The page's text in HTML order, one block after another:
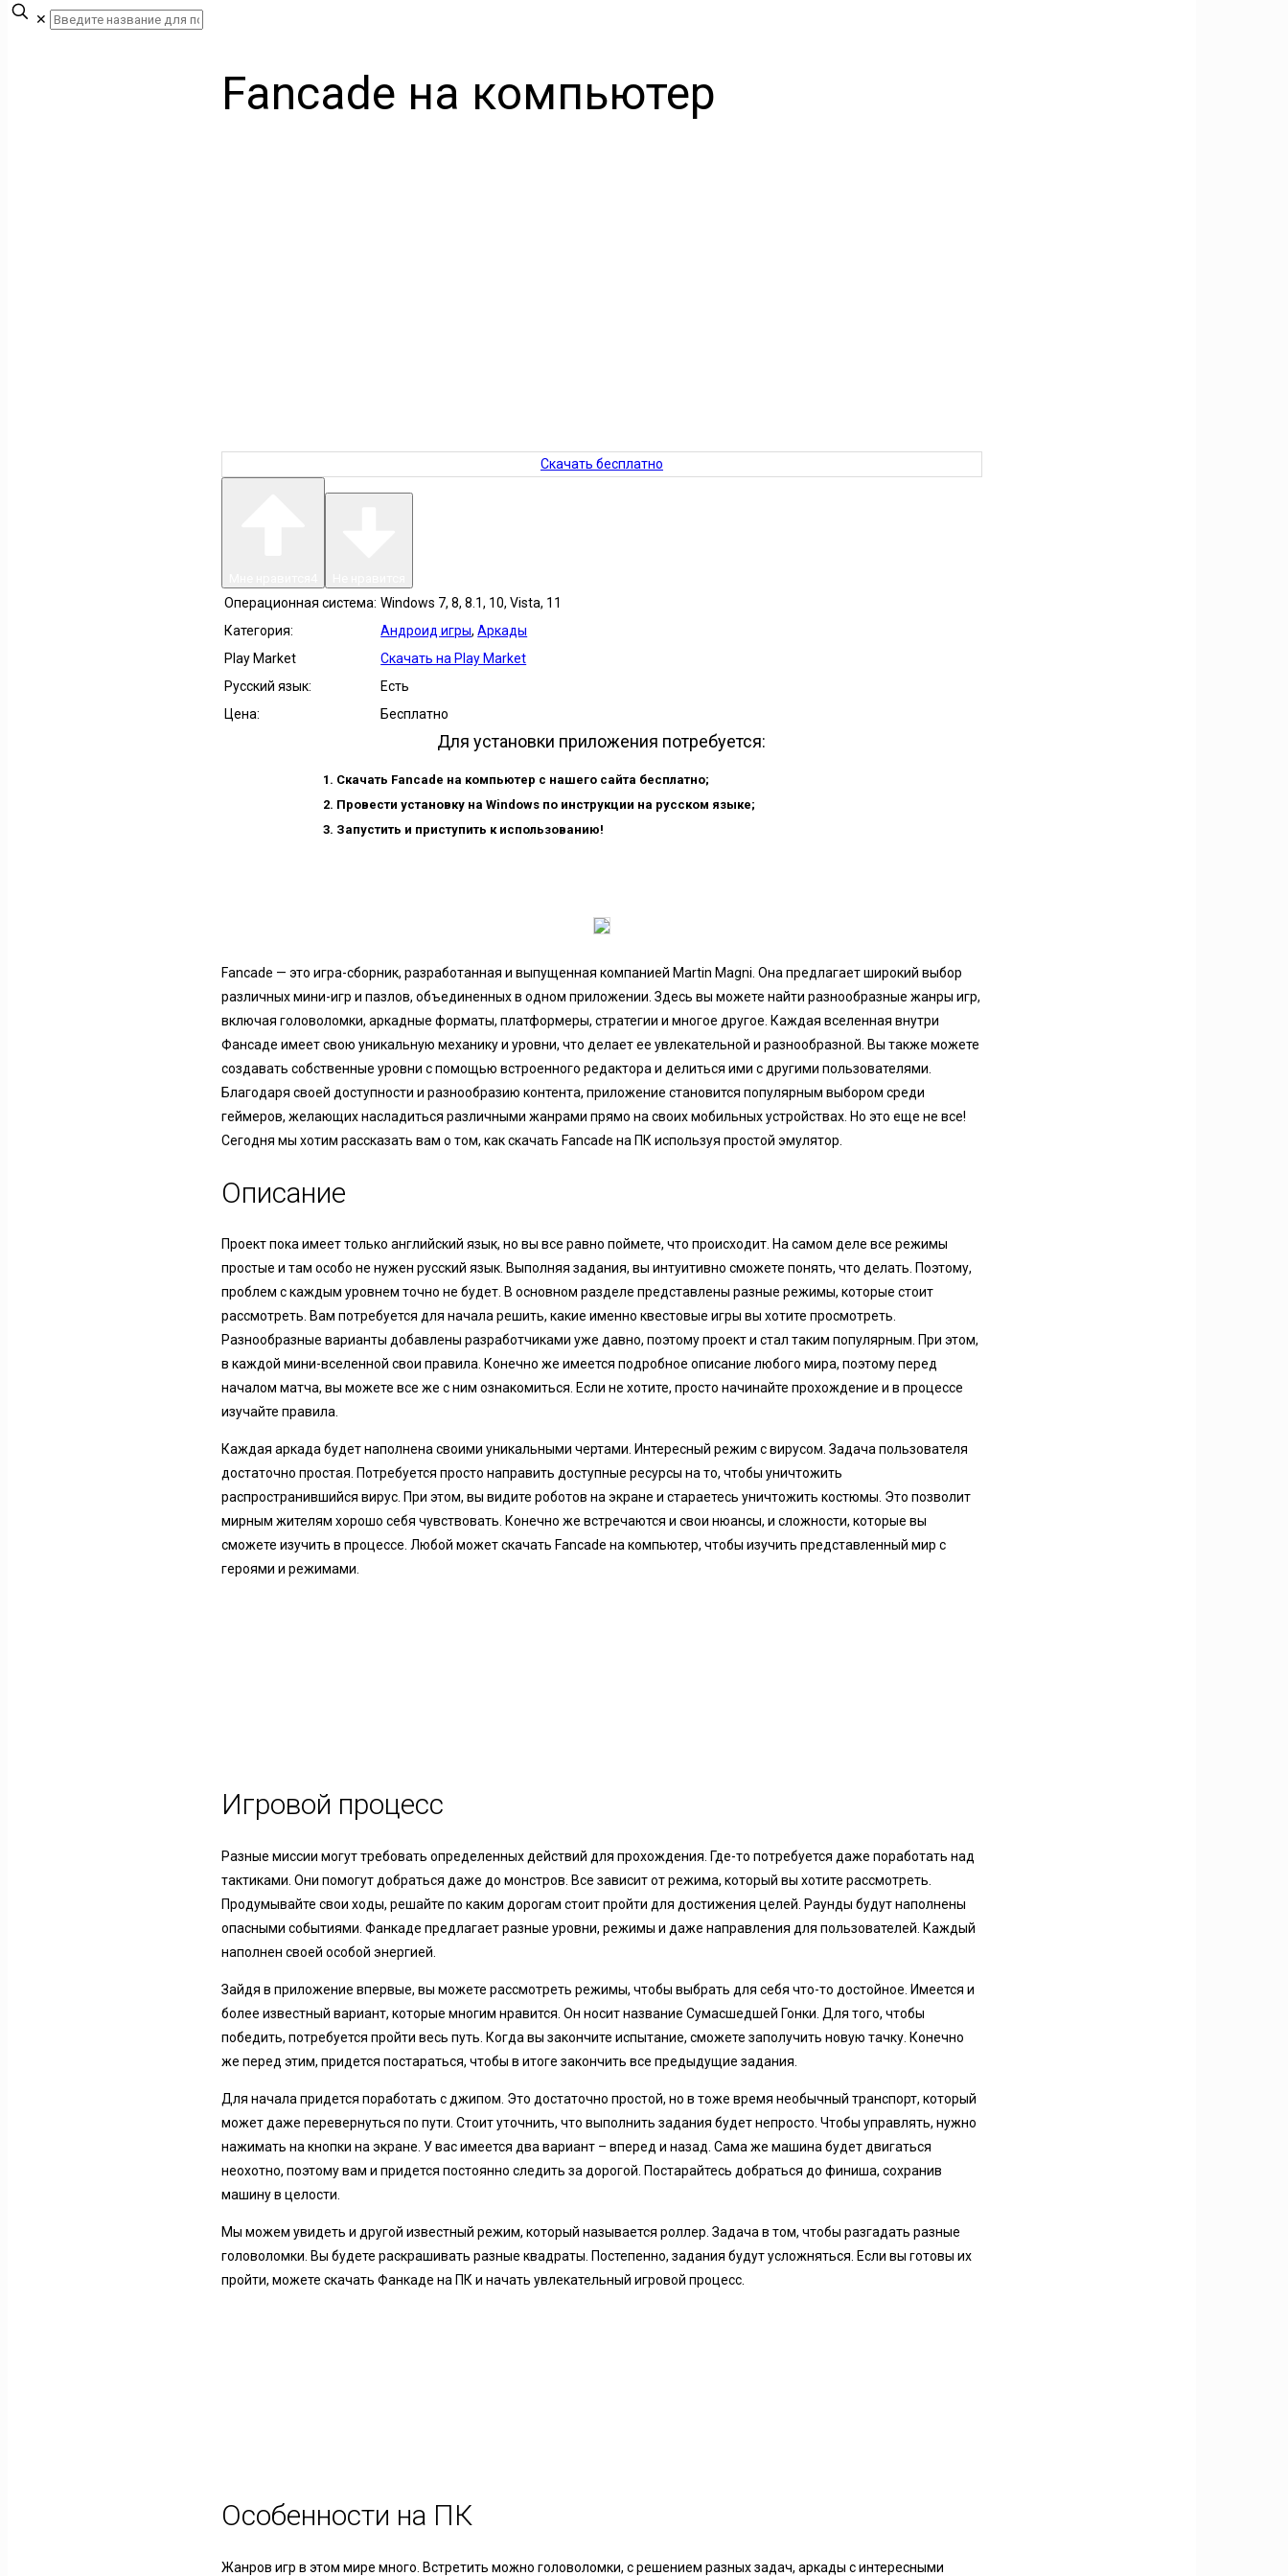
✕
Fancade на компьютер
Скачать бесплатно
Операционная система: Windows 7, 8, 8.1, 10, Vista, 11
Категория:
Андроид игры,Аркады
Play Market
Скачать на Play Market
Русский язык:
Есть
Цена:
Бесплатно
Для установки приложения потребуется:
Скачать Fancade на компьютер с нашего сайта бесплатно;
Провести установку на Windows по инструкции на русском языке;
Запустить и приступить к использованию!
Fancade — это игра-сборник, разработанная и выпущенная компанией Martin Magni. Она предлагает широкий выбор
различных мини-игр и пазлов, объединенных в одном приложении. Здесь вы можете найти разнообразные жанры игр,
включая головоломки, аркадные форматы, платформеры, стратегии и многое другое. Каждая вселенная внутри
Фансаде имеет свою уникальную механику и уровни, что делает ее увлекательной и разнообразной. Вы также можете
создавать собственные уровни с помощью встроенного редактора и делиться ими с другими пользователями.
Благодаря своей доступности и разнообразию контента, приложение становится популярным выбором среди
геймеров, желающих насладиться различными жанрами прямо на своих мобильных устройствах. Но это еще не все!
Сегодня мы хотим рассказать вам о том, как скачать Fancade на ПК используя простой эмулятор.
Описание
Проект пока имеет только английский язык, но вы все равно поймете, что происходит. На самом деле все режимы
простые и там особо не нужен русский язык. Выполняя задания, вы интуитивно сможете понять, что делать. Поэтому,
проблем с каждым уровнем точно не будет. В основном разделе представлены разные режимы, которые стоит
рассмотреть. Вам потребуется для начала решить, какие именно квестовые игры вы хотите просмотреть.
Разнообразные варианты добавлены разработчиками уже давно, поэтому проект и стал таким популярным. При этом,
в каждой мини-вселенной свои правила. Конечно же имеется подробное описание любого мира, поэтому перед
началом матча, вы можете все же с ним ознакомиться. Если не хотите, просто начинайте прохождение и в процессе
изучайте правила.
Каждая аркада будет наполнена своими уникальными чертами. Интересный режим с вирусом. Задача пользователя
достаточно простая. Потребуется просто направить доступные ресурсы на то, чтобы уничтожить
распространившийся вирус. При этом, вы видите роботов на экране и стараетесь уничтожить костюмы. Это позволит
мирным жителям хорошо себя чувствовать. Конечно же встречаются и свои нюансы, и сложности, которые вы
сможете изучить в процессе. Любой может скачать Fancade на компьютер, чтобы изучить представленный мир с
героями и режимами.
Игровой процесс
Разные миссии могут требовать определенных действий для прохождения. Где-то потребуется даже поработать над
тактиками. Они помогут добраться даже до монстров. Все зависит от режима, который вы хотите рассмотреть.
Продумывайте свои ходы, решайте по каким дорогам стоит пройти для достижения целей. Раунды будут наполнены
опасными событиями. Фанкаде предлагает разные уровни, режимы и даже направления для пользователей. Каждый
наполнен своей особой энергией.
Зайдя в приложение впервые, вы можете рассмотреть режимы, чтобы выбрать для себя что-то достойное. Имеется и
более известный вариант, которые многим нравится. Он носит название Сумасшедшей Гонки. Для того, чтобы
победить, потребуется пройти весь путь. Когда вы закончите испытание, сможете заполучить новую тачку. Конечно
же перед этим, придется постараться, чтобы в итоге закончить все предыдущие задания.
Для начала придется поработать с джипом. Это достаточно простой, но в тоже время необычный транспорт, который
может даже перевернуться по пути. Стоит уточнить, что выполнить задания будет непросто. Чтобы управлять, нужно
нажимать на кнопки на экране. У вас имеется два вариант – вперед и назад. Сама же машина будет двигаться
неохотно, поэтому вам и придется постоянно следить за дорогой. Постарайтесь добраться до финиша, сохранив
машину в целости.
Мы можем увидеть и другой известный режим, который называется роллер. Задача в том, чтобы разгадать разные
головоломки. Вы будете раскрашивать разные квадраты. Постепенно, задания будут усложняться. Если вы готовы их
пройти, можете скачать Фанкаде на ПК и начать увлекательный игровой процесс.
Особенности на ПК
Жанров игр в этом мире много. Встретить можно головоломки, с решением разных задач, аркады с интересными